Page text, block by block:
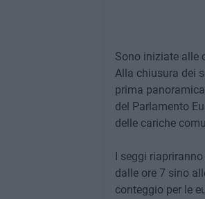
Sono iniziate alle
Alla chiusura dei
prima
del Parlamento
delle cariche
I seggi
dalle ore 7 sino
conteggio per le